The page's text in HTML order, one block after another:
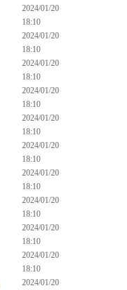
2024/01/20
18:10
2024/01/20
18:10
2024/01/20
18:10
2024/01/20
18:10
2024/01/20
18:10
2024/01/20
18:10
2024/01/20
18:10
2024/01/20
18:10
2024/01/20
18:10
2024/01/20
18:10
2024/01/20